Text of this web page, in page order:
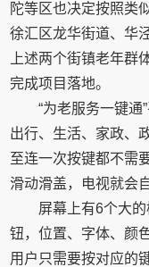
陀等区也决定按照类
徐汇区龙华街道、华
上述两个街镇老年群
完成项目落地。
“为老服务一键通
出行、生活、家政、
至连一次按键都不需
滑动滑盖，电视就会
屏幕上有6个大
钮，位置、字体、颜
用户只需要按对应的